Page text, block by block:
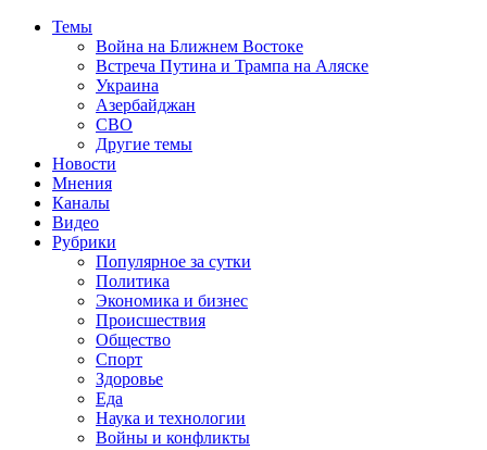
Темы
Война на Ближнем Востоке
Встреча Путина и Трампа на Аляске
Украина
Азербайджан
СВО
Другие темы
Новости
Мнения
Каналы
Видео
Рубрики
Популярное за сутки
Политика
Экономика и бизнес
Происшествия
Общество
Спорт
Здоровье
Еда
Наука и технологии
Войны и конфликты